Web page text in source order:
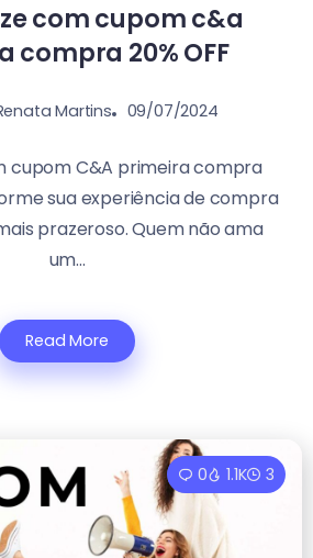
com cupom c&a
compra 20% OFF
Martins 09/07/2024
cupom C&A primeira compra
sua experiência de compra
prazeroso. Quem não ama
um...
Read More
0 1.1K 3